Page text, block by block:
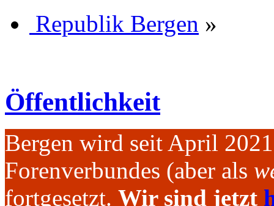
Republik Bergen »
Öffentlichkeit
Bergen wird seit April
Forenverbundes (aber als
fortgesetzt. Wir sind jetzt